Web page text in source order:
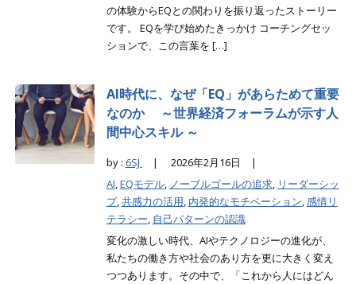
の体験からEQとの関わりを振り返ったストーリー
です。 EQを学び始めたきっかけ コーチングセッ
ションで、この言葉を […]
AI時代に、なぜ「EQ」があらためて重要
なのか ～世界経済フォーラムが示す人
間中心スキル ～
by : 6SJ |
2026年2月16日 |
AI EQモデル, ノーブルゴールの追求, リーダーシッ
プ, 共感力の活用 内発的なモチベーション 感情リ
テラシー 自己パターンの認識
変化の激しい時代、AIやテクノロジーの進化が、
私たちの働き方や社会のあり方を更に大きく変え
つつあります。その中で、「これから人にはどん